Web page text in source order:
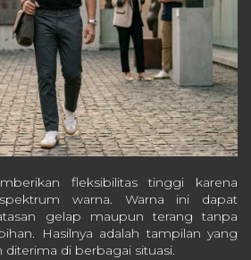
fleksibilitas tinggi karena
warna. Warna ini dapat
gelap maupun terang tanpa
Hasilnya adalah tampilan yang
di berbagai situasi.